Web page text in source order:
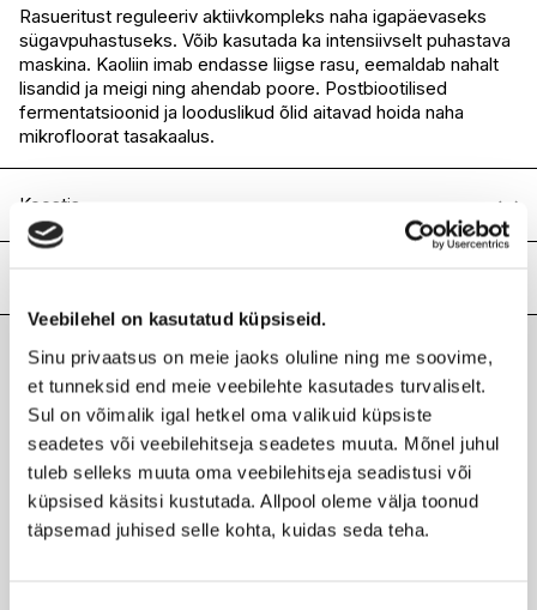
Veebilehel on kasutatud küpsiseid.
Sinu privaatsus on meie jaoks oluline ning me soovime,
et tunneksid end meie veebilehte kasutades turvaliselt.
Sul on võimalik igal hetkel oma valikuid küpsiste
seadetes või veebilehitseja seadetes muuta. Mõnel juhul
tuleb selleks muuta oma veebilehitseja seadistusi või
küpsised käsitsi kustutada. Allpool oleme välja toonud
täpsemad juhised selle kohta, kuidas seda teha.
I.L.U. Ülemiste
Saadaval
I.L.U. Rocca
Saadaval
I.L.U. Lõunakeskus
Saadaval
I.L.U. Pärnu
Saadaval
Rasueritust reguleeriv aktiivkompleks naha igapäevaseks
sügavpuhastuseks. Võib kasutada ka intensiivselt puhastava
maskina. Kaoliin imab endasse liigse rasu, eemaldab nahalt
lisandid ja meigi ning ahendab poore. Postbiootilised
fermentatsioonid ja looduslikud õlid aitavad hoida naha
mikrofloorat tasakaalus.
Koostis
AQUA/WATER/EAU, CETEARYL ALCOHOL, KAOLIN,
FERMENT LYSATE, DECYL GLUCOSIDE, COCO-
GLUCOSIDE, HYDROLYZED YEAST PROTEIN, VITIS
VINIFERA (GRAPE) SEED OIL, CETEARYL GLUCOSIDE,
PHENOXYETHANOL, XANTHAN GUM, ACER RUBRUM
BARK EXTRACT, CERA CARNAUBA/ COPERNICIA
CERIFERA (CARNAUBA) WAX/CIRE DE CARNAUBA,
BUTYLENE GLYCOL, SODIUM CETEARYL SULFATE,
FRAGRANCE (PARFUM), PENTYLENE GLYCOL,
ETHYLHEXYLGLYCERIN,
CITRIC ACID, TOCOPHEROL, LIMONENE, LACTIC ACID,
Kaubamärk
BABOR
Laokood
H0181522
Ribakood
4015165373698
Viimati vaadatud tooted
BABOR
Microbiomic Clay Multi Cleanser näopuhastusvahend